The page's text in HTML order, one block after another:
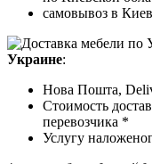
самовывоз в
Украине:
Нова Пошта,
Стоимость
перевозчика *
Услугу